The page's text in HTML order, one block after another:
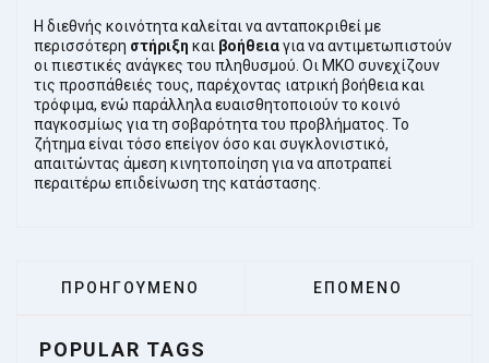
Η διεθνής κοινότητα καλείται να ανταποκριθεί με
περισσότερη στήριξη και βοήθειαγια να αντιμετωπιστούν
οι πιεστικές ανάγκες του πληθυσμού. Οι ΜΚΟ συνεχίζουν
τις προσπάθειές τους, παρέχοντας ιατρική βοήθεια και
τρόφιμα, ενώ παράλληλα ευαισθητοποιούν το κοινό
παγκοσμίως για τη σοβαρότητα του προβλήματος. Το
ζήτημα είναι τόσο επείγον όσο και συγκλονιστικό,
απαιτώντας άμεση κινητοποίηση για να αποτραπεί
περαιτέρω επιδείνωση της κατάστασης.
ΠΡΟΗΓΟΎΜΕΝΟ ΆΡΘΡΟ: Ο ΚΡΟΊΣΟΣ ΤΗΣ
ΠΡΟΗΓΟΎΜΕΝΟ ΕΠΌΜΕΝΟ ΆΡΘΡΟ:
ΕΠΌΜΕΝΟ
POPULAR TAGS